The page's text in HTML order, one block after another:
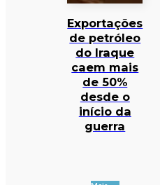
Exportações
de petróleo
do Iraque
caem mais
de 50%
desde o
início da
guerra